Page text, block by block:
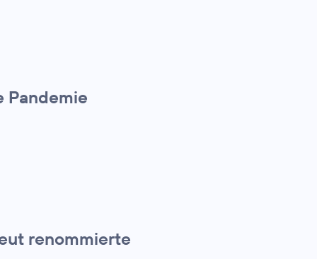
renommierte